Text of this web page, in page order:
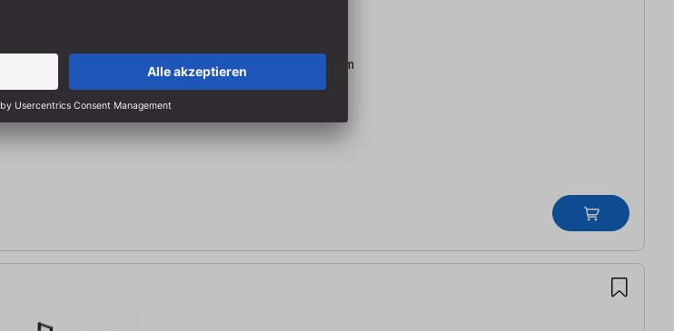
& magn. Reduzierplatten | Einbaumaß: 306 x 229 x 9 mm